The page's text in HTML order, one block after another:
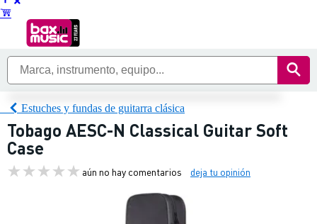
Estuches y fundas de guitarra clásica
Tobago AESC-N Classical Guitar Soft
Case
aún no hay comentarios deja tu opinión